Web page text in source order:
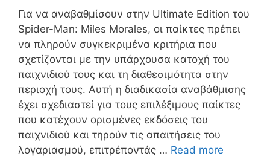
Για να αναβαθμίσουν στην Ultimate Edition του
Spider-Man: Miles Morales, οι παίκτες πρέπει
να πληρούν συγκεκριμένα κριτήρια που
σχετίζονται με την υπάρχουσα κατοχή του
παιχνιδιού τους και τη διαθεσιμότητα στην
περιοχή τους. Αυτή η διαδικασία αναβάθμισης
έχει σχεδιαστεί για τους επιλέξιμους παίκτες
που κατέχουν ορισμένες εκδόσεις του
παιχνιδιού και τηρούν τις απαιτήσεις του
λογαριασμού, επιτρέποντάς … Read more